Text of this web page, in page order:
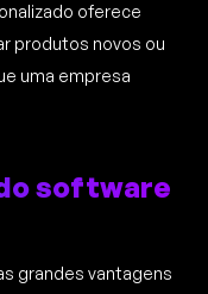
oferece
produtos novos ou
uma empresa
software
grandes vantagens